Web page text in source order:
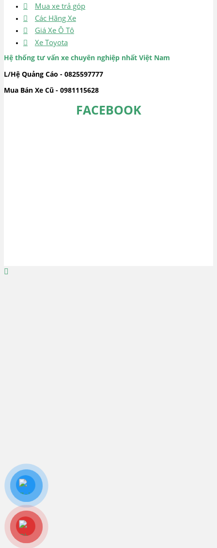
Mua xe trả góp
Các Hãng Xe
Giá Xe Ô Tô
Xe Toyota
Hệ thống tư vấn xe chuyên nghiệp nhất Việt Nam
L/Hệ Quảng Cáo - 0825597777
Mua Bán Xe Cũ - 0981115628
FACEBOOK